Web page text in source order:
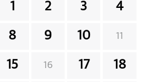
1 2 3 4
8 9 10 11
15 16 17 18